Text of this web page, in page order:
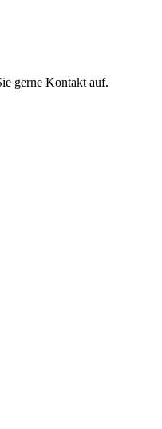
gerne Kontakt auf.